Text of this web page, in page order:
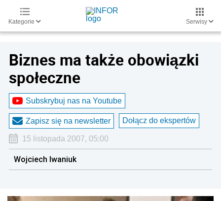
Kategorie Serwisy
Biznes ma także obowiązki
społeczne
Subskrybuj nas na Youtube
Zapisz się na newsletter Dołącz do ekspertów
15 listopada 2007, 05:00
Wojciech Iwaniuk